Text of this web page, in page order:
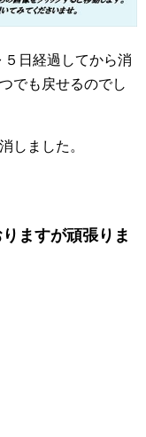
５日経過してから消
でも戻せるのでし
しました。
ますが頑張りま